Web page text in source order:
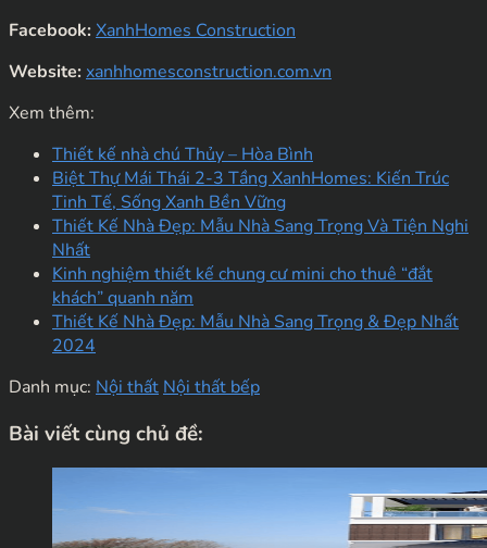
Facebook:XanhHomes Construction
Website:xanhhomesconstruction.com.vn
Xem thêm:
Thiết kế nhà chú Thủy – Hòa Bình
Biệt Thự Mái Thái 2-3 Tầng XanhHomes: Kiến Trúc
Tinh Tế, Sống Xanh Bền Vững
Thiết Kế Nhà Đẹp: Mẫu Nhà Sang Trọng Và Tiện Nghi
Nhất
Kinh nghiệm thiết kế chung cư mini cho thuê “đắt
khách” quanh năm
Thiết Kế Nhà Đẹp: Mẫu Nhà Sang Trọng & Đẹp Nhất
2024
Danh mục: Nội thất Nội thất bếp
Bài viết cùng chủ đề: